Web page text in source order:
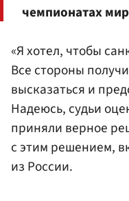
чемпионатах
«Я хотел, чтобы
Все стороны
высказаться и
Надеюсь, судьи
приняли верное
с этим решением,
из России.